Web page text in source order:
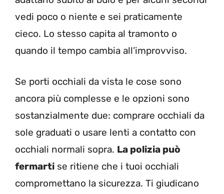
vedi poco o niente e sei praticamente
cieco. Lo stesso capita al tramonto o
quando il tempo cambia all’improvviso.
Se porti occhiali da vista le cose sono
ancora più complesse e le opzioni sono
sostanzialmente due: comprare occhiali da
sole graduati o usare lenti a contatto con
occhiali normali sopra. La polizia può
fermarti se ritiene che i tuoi occhiali
compromettano la sicurezza. Ti giudicano